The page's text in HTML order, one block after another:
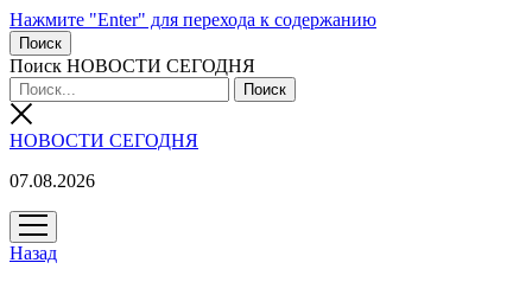
Нажмите "Enter" для перехода к содержанию
Поиск
Поиск НОВОСТИ СЕГОДНЯ
НОВОСТИ СЕГОДНЯ
07.08.2026
открыть
меню
Назад